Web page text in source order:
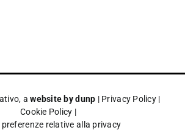
awebsite by dunp | Privacy Policy|
Cookie Policy |
preferenze relative alla privacy